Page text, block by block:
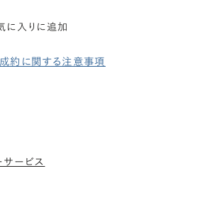
に入りに追加
約に関する注意事項
ービス